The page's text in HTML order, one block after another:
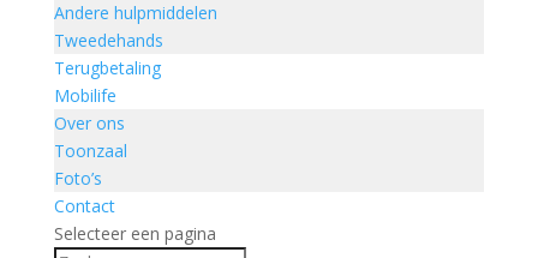
Andere hulpmiddelen
Tweedehands
Terugbetaling
Mobilife
Over ons
Toonzaal
Foto’s
Contact
Selecteer een pagina